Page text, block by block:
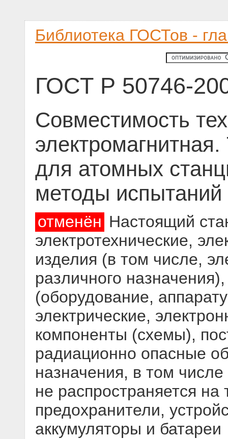
Библиотека ГОСТов -
ГОСТ Р 50746-
Совместимость
для атомных
методы испытаний
отменён Настоящий
электротехнические,
изделия (в том числе,
различного
(оборудование,
электрические,
компоненты (схемы),
радиационно опасные
назначения, в том
не распространяется
предохранители,
аккумуляторы и батареи